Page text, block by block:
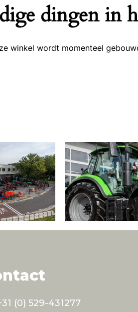
dingen in
winkel wordt momenteel
(0) 529-431277